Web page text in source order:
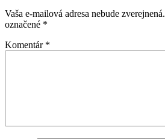
Vaša e-mailová adresa nebude zverejnená.
označené *
Komentár *